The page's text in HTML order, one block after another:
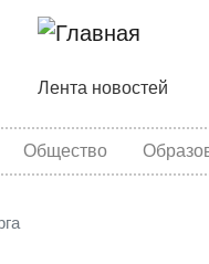
Основная
Лента новостей
Общество